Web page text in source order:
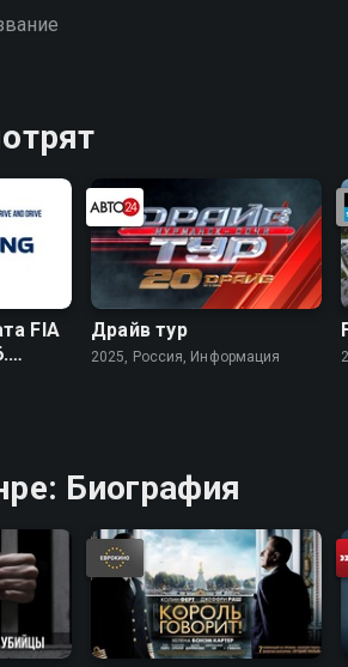
на Смотрёшке
FIA
Драйв тур
2025, Россия, Информация
Биография